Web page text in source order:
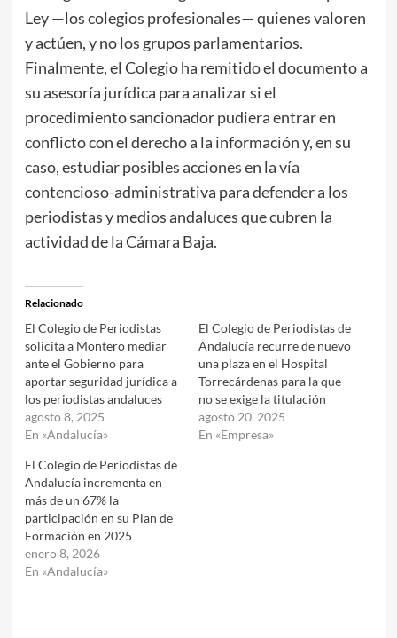
Ley —los colegios profesionales— quienes valoren
y actúen, y no los grupos parlamentarios.
Finalmente, el Colegio ha remitido el documento a
su asesoría jurídica para analizar si el
procedimiento sancionador pudiera entrar en
conflicto con el derecho a la información y, en su
caso, estudiar posibles acciones en la vía
contencioso-administrativa para defender a los
periodistas y medios andaluces que cubren la
actividad de la Cámara Baja.
Relacionado
El Colegio de Periodistas
solicita a Montero mediar
ante el Gobierno para
aportar seguridad jurídica a
los periodistas andaluces
agosto 8, 2025
En «Andalucía»
El Colegio de Periodistas de
Andalucía recurre de nuevo
una plaza en el Hospital
Torrecárdenas para la que
no se exige la titulación
agosto 20, 2025
En «Empresa»
El Colegio de Periodistas de
Andalucía incrementa en
más de un 67% la
participación en su Plan de
Formación en 2025
enero 8, 2026
En «Andalucía»